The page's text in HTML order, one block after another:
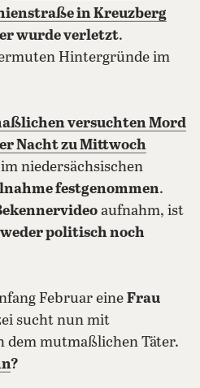
in Kreuzberg
wurde verletzt.
Hintergründe im
versuchten Mord
Nacht zu Mittwoch
im niedersächsischen
festgenommen.
aufnahm, ist
weder politisch noch
Februar eine Frau
sucht nun mit
dem mutmaßlichen Täter.
?